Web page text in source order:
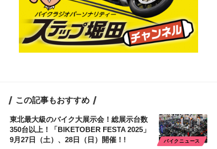
この記事もおすすめ
バイクニュース
東北最大級のバイク大展示会！総展示台数
350台以上！「BIKETOBER FESTA 2025」
9月27日（土）、28日（日）開催！!